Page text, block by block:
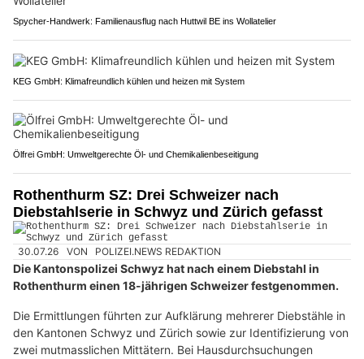
Spycher-Handwerk: Familienausflug nach Huttwil BE ins Wollatelier
KEG GmbH: Klimafreundlich kühlen und heizen mit System
Ölfrei GmbH: Umweltgerechte Öl- und Chemikalienbeseitigung
Rothenthurm SZ: Drei Schweizer nach
Diebstahlserie in Schwyz und Zürich gefasst
30.07.26 VON POLIZEI.NEWS REDAKTION
Die Kantonspolizei Schwyz hat nach einem Diebstahl in
Rothenthurm einen 18-jährigen Schweizer festgenommen.
Die Ermittlungen führten zur Aufklärung mehrerer Diebstähle in
den Kantonen Schwyz und Zürich sowie zur Identifizierung von
zwei mutmasslichen Mittätern. Bei Hausdurchsuchungen